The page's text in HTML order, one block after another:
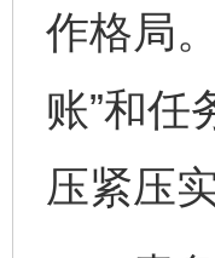
作格局
账”和任
压紧压